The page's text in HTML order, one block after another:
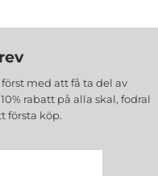
med att få ta del av
rabatt på alla skal, fodral
första köp.